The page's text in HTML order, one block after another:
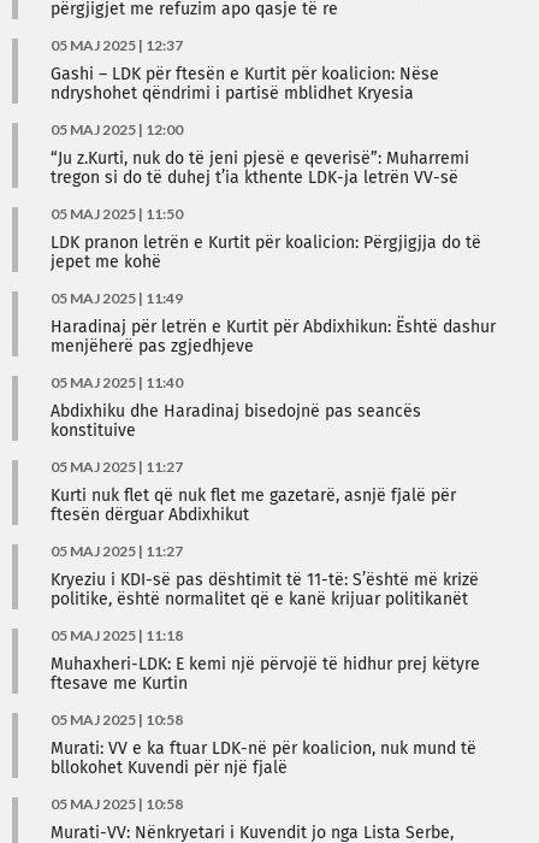
përgjigjet me refuzim apo qasje të re
05 MAJ 2025 | 12:37
Gashi – LDK për ftesën e Kurtit për koalicion: Nëse
ndryshohet qëndrimi i partisë mblidhet Kryesia
05 MAJ 2025 | 12:00
“Ju z.Kurti, nuk do të jeni pjesë e qeverisë”: Muharremi
tregon si do të duhej t’ia kthente LDK-ja letrën VV-së
05 MAJ 2025 | 11:50
LDK pranon letrën e Kurtit për koalicion: Përgjigjja do të
jepet me kohë
05 MAJ 2025 | 11:49
Haradinaj për letrën e Kurtit për Abdixhikun: Është dashur
menjëherë pas zgjedhjeve
05 MAJ 2025 | 11:40
Abdixhiku dhe Haradinaj bisedojnë pas seancës
konstituive
05 MAJ 2025 | 11:27
Kurti nuk flet që nuk flet me gazetarë, asnjë fjalë për
ftesën dërguar Abdixhikut
05 MAJ 2025 | 11:27
Kryeziu i KDI-së pas dështimit të 11-të: S’është më krizë
politike, është normalitet që e kanë krijuar politikanët
05 MAJ 2025 | 11:18
Muhaxheri-LDK: E kemi një përvojë të hidhur prej këtyre
ftesave me Kurtin
05 MAJ 2025 | 10:58
Murati: VV e ka ftuar LDK-në për koalicion, nuk mund të
bllokohet Kuvendi për një fjalë
05 MAJ 2025 | 10:58
Murati-VV: Nënkryetari i Kuvendit jo nga Lista Serbe,